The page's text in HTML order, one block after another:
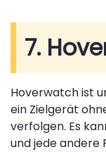
7.
Hoverwatch ist
ein Zielgerät
verfolgen. Es
und jede andere